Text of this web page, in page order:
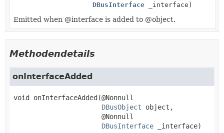
DBusInterface _interface)
Emitted when @interface is added to @object.
Methodendetails
onInterfaceAdded
void onInterfaceAdded(@Nonnull
DBusObject object,
@Nonnull
DBusInterface _interface)